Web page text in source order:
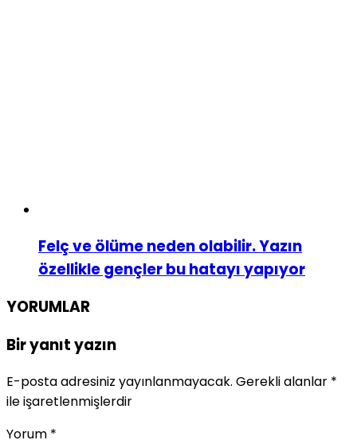
Felç ve ölüme neden olabilir. Yazın
özellikle gençler bu hatayı yapıyor
YORUMLAR
Bir yanıt yazın
E-posta adresiniz yayınlanmayacak. Gerekli alanlar *
ile işaretlenmişlerdir
Yorum *